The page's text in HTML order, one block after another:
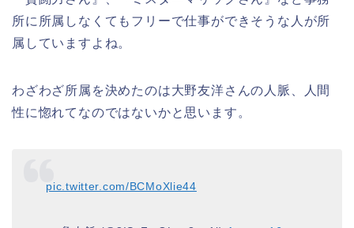
所に所属しなくてもフリーで仕事ができそうな人が所
属していますよね。
わざわざ所属を決めたのは大野友洋さんの人脈、人間
性に惚れてなのではないかと思います。
pic.twitter.com/BCMoXlie44